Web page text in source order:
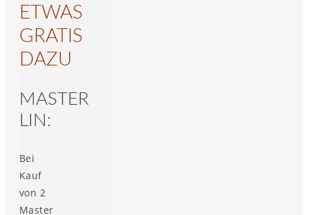
ETWAS
GRATIS
DAZU
MASTER
LIN:
Bei
Kauf
von 2
Master